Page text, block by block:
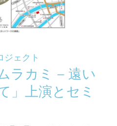
ジェクト
ラカミ – 遠い
」上演とセミ